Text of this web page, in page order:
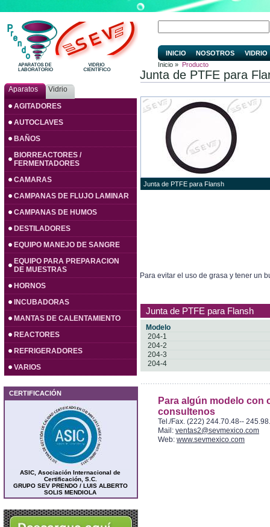
Aparatos
Vidrio
AGITADORES
AUTOCLAVES
BAÑOS
BIORREACTORES /
FERMENTADORES
CAMARAS
CAMPANAS DE FLUJO LAMINAR
CAMPANAS DE HUMOS
DESTILADORES
EQUIPO MANEJO DE SANGRE
EQUIPO PARA PREPARACION
DE MUESTRAS
HORNOS
INCUBADORAS
MANTAS DE CALENTAMIENTO
REACTORES
REFRIGERADORES
VARIOS
CERTIFICACIÓN
ASIC, Asociación Internacional de
Certificación, S.C.
GRUPO SEV PRENDO / LUIS ALBERTO
SOLIS MENDIOLA
INICIO NOSOTROS
VIDRIO
Inicio » Producto
Junta de PTFE para
Junta de PTFE para Flansh
Para evitar el uso de grasa y tener un
Junta de PTFE para Flansh
Modelo
204-1
204-2
204-3
204-4
Para algún modelo con
consultenos
Tel./Fax. (222) 244.70.48--
Mail: ventas2@sevmexico.com
Web: www.sevmexico.com